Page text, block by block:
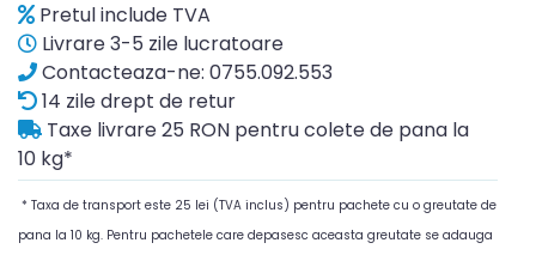
Pretul include TVA
Livrare 3-5 zile lucratoare
Contacteaza-ne: 0755.092.553
14 zile drept de retur
Taxe livrare 25 RON pentru colete de pana la
10 kg*
* Taxa de transport este 25 lei (TVA inclus) pentru pachete cu o greutate de
pana la 10 kg. Pentru pachetele care depasesc aceasta greutate se adauga